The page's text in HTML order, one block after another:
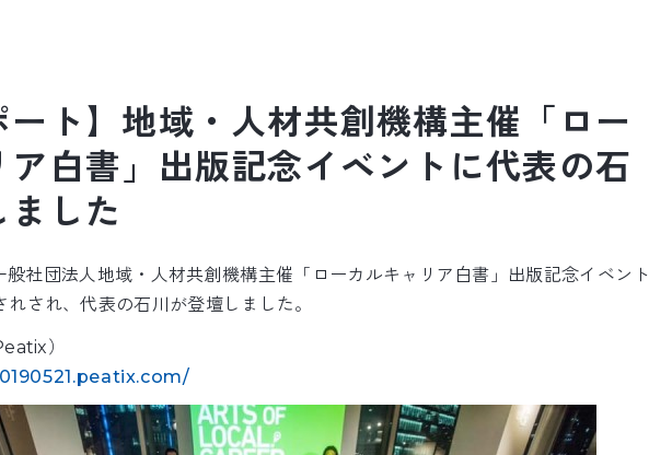
ート】地域・人材共創機構主催「ロー
ア白書」出版記念イベントに代表の石
した
社団法人地域・人材共創機構主催「ローカルキャリア白書」出版記念イベント
され、代表の石川が登壇しました。
）